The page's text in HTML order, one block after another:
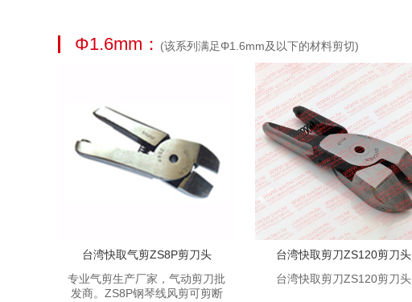
Φ1.6mm： (该系列满足Φ1.6mm及以下的材料剪切)
台湾快取气剪ZS8P剪刀头
专业气剪生产厂家，气动剪刀批
发商。ZS8P钢琴线风剪可剪断
台湾快取剪刀ZS120剪刀头
台湾快取剪刀ZS120剪刀头